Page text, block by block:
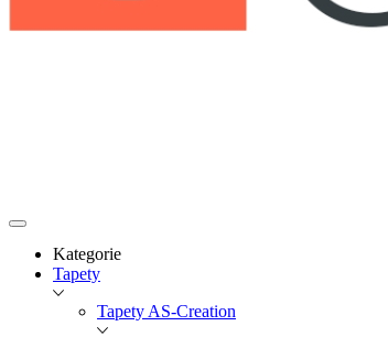
Kategorie
Tapety
Tapety AS-Creation